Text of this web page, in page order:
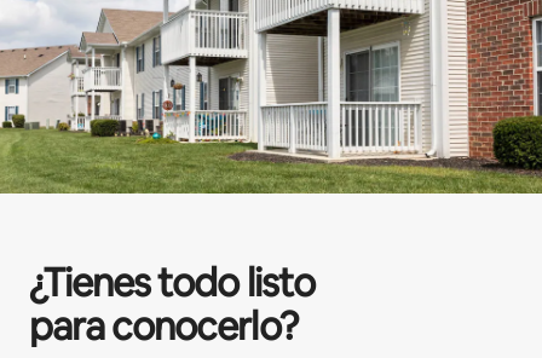
¿Tienes todo listo
para conocerlo?